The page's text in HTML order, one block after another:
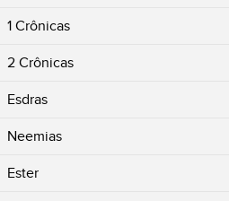
1 Crônicas
2 Crônicas
Esdras
Neemias
Ester